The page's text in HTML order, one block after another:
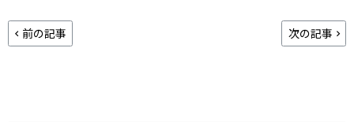
前の記事 次の記事